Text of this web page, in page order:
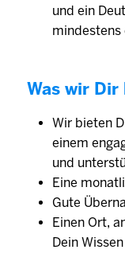
und ein
mindestens
Was wir Dir
Wir bieten
einem
und
Eine
Gute
Einen Ort,
Dein